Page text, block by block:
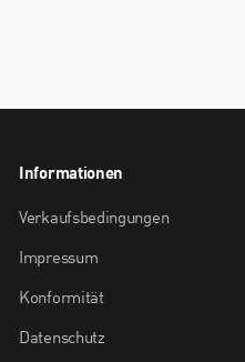
Informationen
Verkaufsbedingungen
Impressum
Konformität
Datenschutz